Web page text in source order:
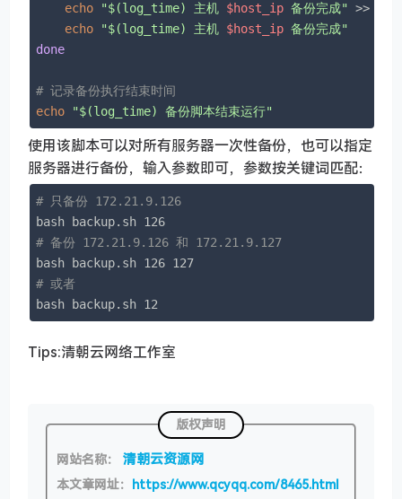
echo
"$(log_time) 主机 $host_ip 备份完成" >>
echo
"$(log_time) 主机 $host_ip 备份完成"
done
# 记录备份执行结束时间
echo
"$(log_time) 备份脚本结束运行"
使用该脚本可以对所有服务器一次性备份，也可以指定
服务器进行备份，输入参数即可，参数按关键词匹配：
# 只备份 172.21.9.126
# 备份 172.21.9.126 和 172.21.9.127
# 或者
bash backup.sh 12
Tips:清朝云网络工作室
版权声明
网站名称： 清朝云资源网
本文章网址： https://www.qcyqq.com/8465.html